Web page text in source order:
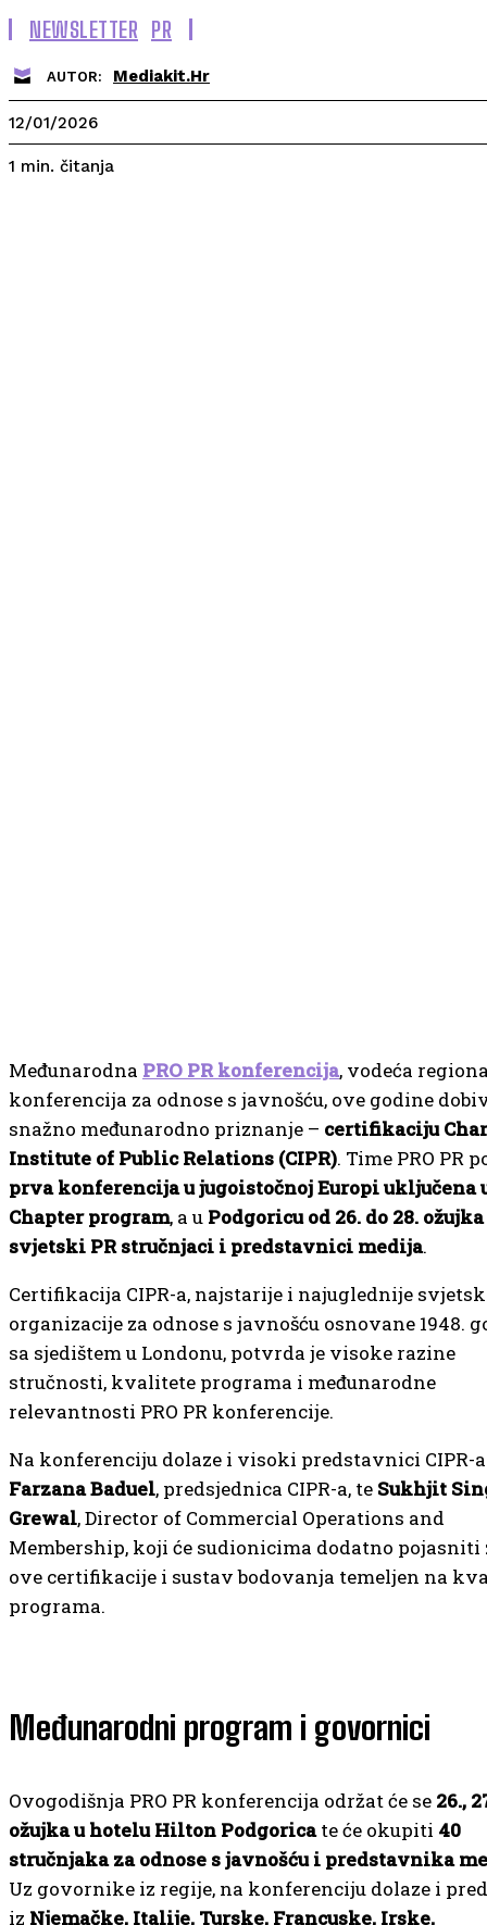
NEWSLETTER PR
AUTOR: Mediakit.hr
12/01/2026
1 min. čitanja
Međunarodna PRO PR konferencija, vodeća
konferencija za odnose s javnošću, ove godine
snažno međunarodno priznanje – certifikaciju
Institute of Public Relations (CIPR). Time PRO PR
prva konferencija u jugoistočnoj Europi uključena
Chapter program, a u Podgoricu od 26. do 28. ožujka
svjetski PR stručnjaci i predstavnici medija.
Certifikacija CIPR-a, najstarije i najuglednije
organizacije za odnose s javnošću osnovane 1948.
sa sjedištem u Londonu, potvrda je visoke razine
stručnosti, kvalitete programa i međunarodne
relevantnosti PRO PR konferencije.
Na konferenciju dolaze i visoki predstavnici CIPR-
Farzana Baduel, predsjednica CIPR-a, te Sukhjit
Grewal, Director of Commercial Operations and
Membership, koji će sudionicima dodatno pojasniti
ove certifikacije i sustav bodovanja temeljen na
programa.
Međunarodni program i govornici
Ovogodišnja PRO PR konferencija održat će se 26.,
ožujka u hotelu Hilton Podgoricate će okupiti 40
stručnjaka za odnose s javnošću i predstavnika
Uz govornike iz regije, na konferenciju dolaze i
iz Njemačke, Italije, Turske, Francuske, Irske,